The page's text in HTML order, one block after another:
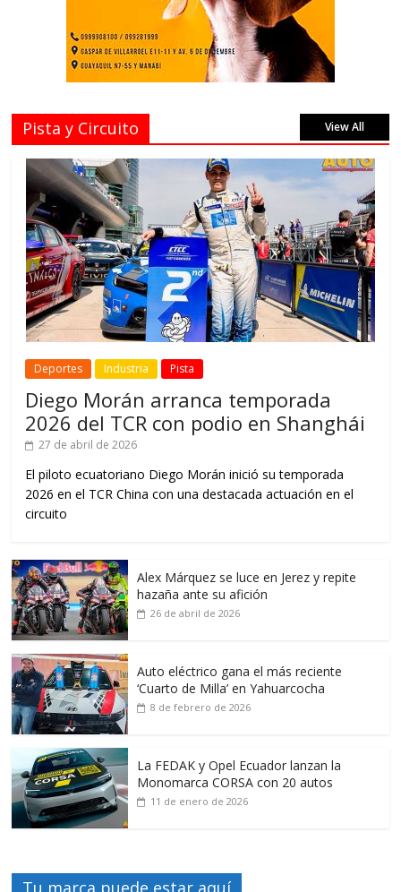
Pista y Circuito View All
Deportes Industria Pista
Diego Morán arranca temporada
2026 del TCR con podio en Shanghái
27 de abril de 2026
El piloto ecuatoriano Diego Morán inició su temporada
2026 en el TCR China con una destacada actuación en el
circuito
Alex Márquez se luce en Jerez y repite
hazaña ante su afición
26 de abril de 2026
Auto eléctrico gana el más reciente
‘Cuarto de Milla’ en Yahuarcocha
8 de febrero de 2026
La FEDAK y Opel Ecuador lanzan la
Monomarca CORSA con 20 autos
11 de enero de 2026